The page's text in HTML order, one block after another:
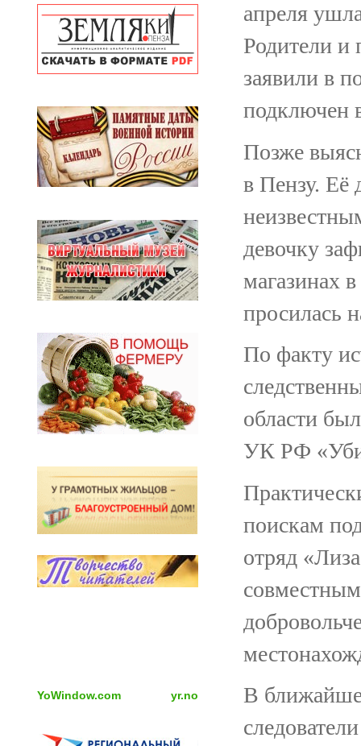
YoWindow.com yr.no
апреля
Родители и
заявили в
подключен
Позже
в Пензу. Её
девочку
магазинах
просилась
По факту
области
УК РФ
поискам
отряд
В